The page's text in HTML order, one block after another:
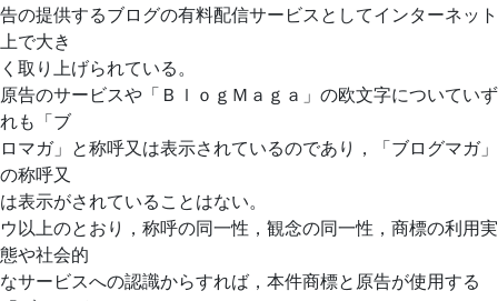
告の提供するブログの有料配信サービスとしてインターネット
上で大き
く取り上げられている。
原告のサービスや「ＢｌｏｇＭａｇａ」の欧文字についていず
れも「ブ
ロマガ」と称呼又は表示されているのであり，「ブログマガ」
の称呼又
は表示がされていることはない。
ウ以上のとおり，称呼の同一性，観念の同一性，商標の利用実
態や社会的
なサービスへの認識からすれば，本件商標と原告が使用する